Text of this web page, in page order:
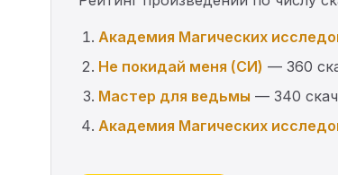
Академия Магических
Не покидай меня (СИ) — 360
Мастер для ведьмы — 340
Академия Магических